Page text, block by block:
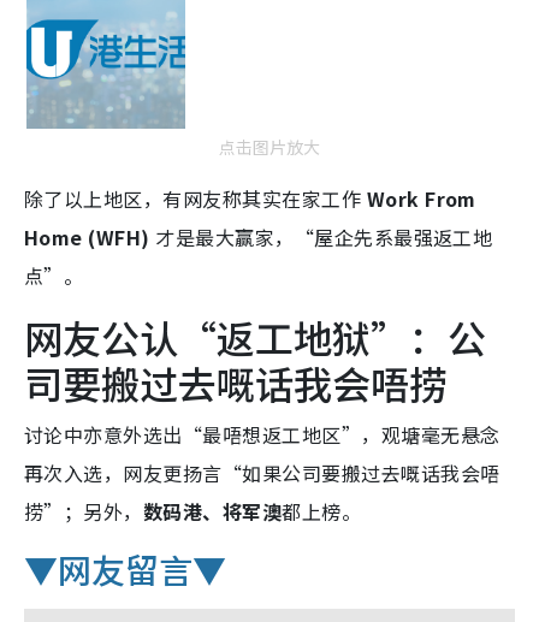
点击图片放大
除了以上地区，有网友称其实在家工作 Work From
Home (WFH) 才是最大赢家，“屋企先系最强返工地
点”。
网友公认“返工地狱”：公
司要搬过去嘅话我会唔捞
讨论中亦意外选出“最唔想返工地区”，观塘毫无悬念
再次入选，网友更扬言“如果公司要搬过去嘅话我会唔
捞”；另外， 数码港、将军澳都上榜。
▼网友留言▼